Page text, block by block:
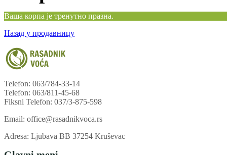
Ваша корпа је тренутно празна.
Назад у продавницу
Telefon: 063/784-33-14
Telefon: 063/811-45-68
Fiksni Telefon: 037/3-875-598
Email: office@rasadnikvoca.rs
Adresa: Ljubava BB 37254 Kruševac